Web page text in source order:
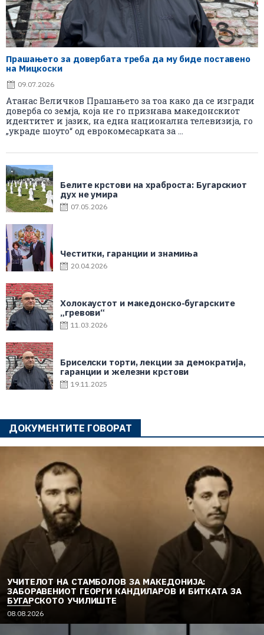
Прашањето за довербата треба да му биде поставено
на Мицкоски
09.07.2026
Атанас Величков Прашањето за тоа како да се изгради
доверба со земја, која не го признава македонскиот
идентитет и јазик, на една национална телевизија, го
„украде шоуто“ од еврокомесарката за ...
Белите крстови на храброста: Бугарскиот
дух не умира
07.05.2026
Честитки, гаранции и знамиња
20.04.2026
Холокаустот и македонско-бугарските
„гревови“
11.03.2026
Бриселски торти, лекции за демократија,
гаранции и железни крстови
19.11.2025
ДОКУМЕНТИТЕ ГОВОРАТ
УЧИТЕЛОТ НА СТАМБОЛОВ ЗА МАКЕДОНИЈА:
ЗАБОРАВЕНИОТ ГЕОРГИ КАНДИЛАРОВ И БИТКАТА ЗА
БУГАРСКОТО УЧИЛИШТЕ
08.08.2026